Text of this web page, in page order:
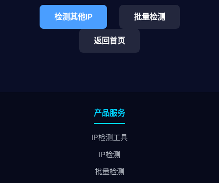
检测其他IP 批量检测
返回首页
产品服务
IP检测工具
IP检测
批量检测